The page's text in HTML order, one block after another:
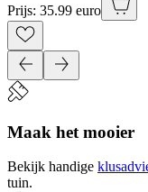
Prijs: 35.99 euro
Maak het mooier
Bekijk handige
tuin.